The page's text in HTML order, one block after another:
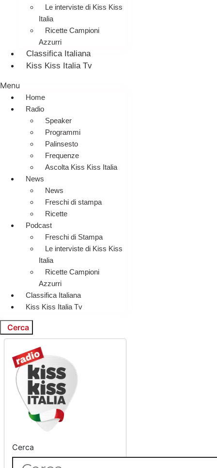
Le interviste di Kiss Kiss
Italia
Ricette Campioni
Azzurri
Classifica Italiana
Kiss Kiss Italia Tv
Menu
Home
Radio
Speaker
Programmi
Palinsesto
Frequenze
Ascolta Kiss Kiss Italia
News
News
Freschi di stampa
Ricette
Podcast
Freschi di Stampa
Le interviste di Kiss Kiss
Italia
Ricette Campioni
Azzurri
Classifica Italiana
Kiss Kiss Italia Tv
Cerca
Cerca